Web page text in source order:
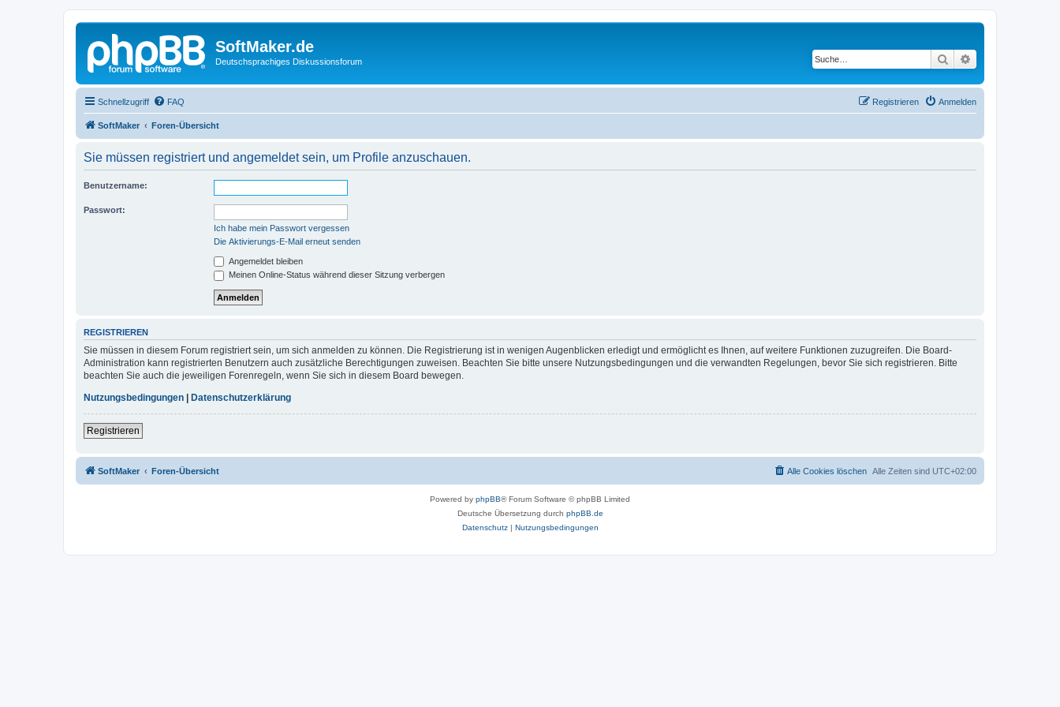
SoftMaker.de
Deutschsprachiges Diskussionsforum Suche
Schnellzugriff FAQ Anmelden
Registrieren
SoftMaker Foren-Übersicht
Sie müssen registriert und angemeldet sein, um Profile anzuschauen.
Benutzername:
Passwort:
Ich habe mein Passwort vergessen
Die Aktivierungs-E-Mail erneut senden
Angemeldet bleiben
Meinen Online-Status während dieser Sitzung verbergen
REGISTRIEREN
Sie müssen in diesem Forum registriert sein, um sich anmelden zu können. Die Registrierung ist in wenigen Augenblicken erledigt und ermöglicht es Ihnen, auf weitere Funktionen zuzugreifen. Die Board-
Administration kann registrierten Benutzern auch zusätzliche Berechtigungen zuweisen. Beachten Sie bitte unsere Nutzungsbedingungen und die verwandten Regelungen, bevor Sie sich registrieren. Bitte
beachten Sie auch die jeweiligen Forenregeln, wenn Sie sich in diesem Board bewegen.
Nutzungsbedingungen
Datenschutzerklärung
Registrieren
SoftMaker Foren-Übersicht Alle Zeiten sind UTC+02:00
Alle Cookies löschen
Powered by phpBB® Forum Software © phpBB Limited
Deutsche Übersetzung durch phpBB.de
Datenschutz| Nutzungsbedingungen